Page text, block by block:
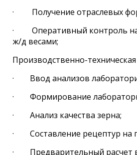
· Получение отраслевых
· Оперативный контроль на
ж/д весами;
Производственно-
· Ввод анализов
· Формирование
· Анализ качества зерна;
· Составление рецептур на
· Предварительный расчет